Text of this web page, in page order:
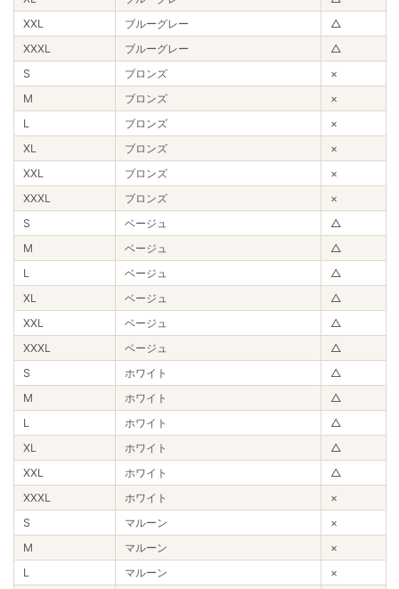
XXL
ブルーグレー
△
XXXL
ブルーグレー
△
S
ブロンズ
×
M
ブロンズ
×
L
ブロンズ
×
XL
ブロンズ
×
XXL
ブロンズ
×
XXXL
ブロンズ
×
S
ベージュ
△
M
ベージュ
△
L
ベージュ
△
XL
ベージュ
△
XXL
ベージュ
△
XXXL
ベージュ
△
S
ホワイト
△
M
ホワイト
△
L
ホワイト
△
XL
ホワイト
△
XXL
ホワイト
△
XXXL
ホワイト
×
S
マルーン
×
M
マルーン
×
L
マルーン
×